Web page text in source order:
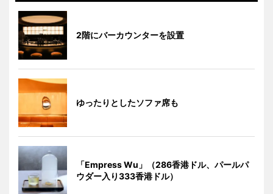
2階にバーカウンターを設置
ゆったりとしたソファ席も
「Empress Wu」（286香港ドル、パールパ
ウダー入り333香港ドル）